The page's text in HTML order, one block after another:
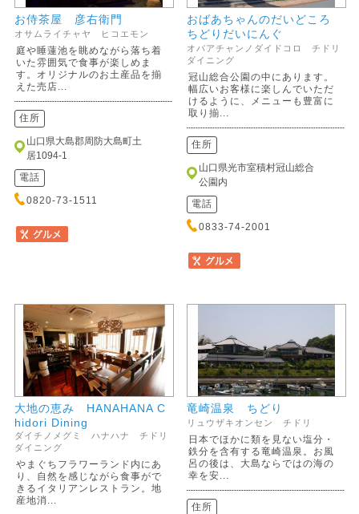
お侍茶屋 彦右衛門
オサムライチャヤ ヒコエモン
庭や睡蓮池を眺めながら落ち着
いた雰囲気で食事が楽しめま
す。オリジナルのお土産品を揃
えた売店...
住所
山口県大島郡周防大島町土
居1094-1
電話
0820-73-1511
おばあちゃんのだいどころ
ちどりだいにんぐ
オバアチャンノダイドコロ チドリ
ダイニング
冠山総合公園の中にあります。
幅広いお客様に楽しんでいただ
けるように、メニューも豊富に
取り揃...
住所
山口県光市室積村冠山総合
公園内
電話
0833-74-2001
大地の恵み HANAHANA C
hidori Dining
ダイチノメグミ ハナハナ チドリ
ダイニング
やまぐちフラワーランド内にあ
り、自然を感じながら食事がで
きるイタリアンレストラン。地
産地消...
竜崎温泉 ちどり
リュウザキオンセン チドリ
日本でほかに類を見ない塩分・
鉄分を含有する竜崎温泉。お風
呂の後は、大島ならではの海の
幸を安...
住所